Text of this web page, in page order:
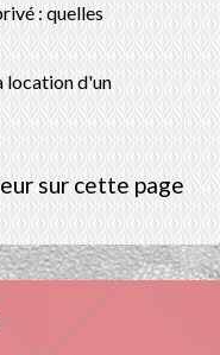
: quelles
location d'un
sur cette page